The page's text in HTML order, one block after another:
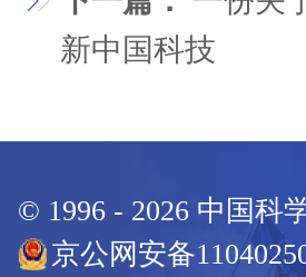
新中国科技
© 1996 - 2026 中国科
京公网安备